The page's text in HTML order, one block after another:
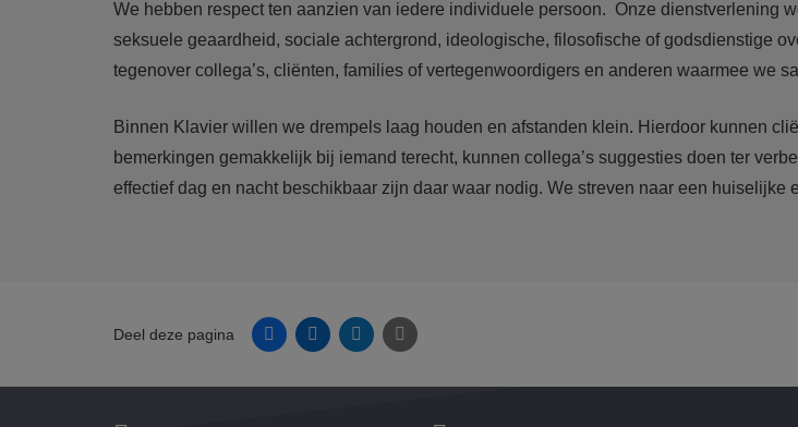
We hebben respect ten aanzien van iedere individuele persoon. Onze dienstverlening
seksuele geaardheid, sociale achtergrond, ideologische, filosofische of godsdienstige
tegenover collega’s, cliënten, families of vertegenwoordigers en anderen waarmee we
Binnen Klavier willen we drempels laag houden en afstanden klein. Hierdoor kunnen
bemerkingen gemakkelijk bij iemand terecht, kunnen collega’s suggesties doen ter
effectief dag en nacht beschikbaar zijn daar waar nodig. We streven naar een
Deel deze pagina FacebookLinkedinTwitter E-mail